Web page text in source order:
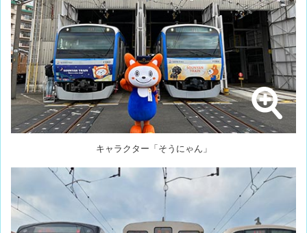
キャラクター「そうにゃん」